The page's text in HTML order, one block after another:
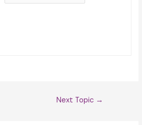
Next Topic →